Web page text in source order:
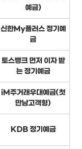
예금)
신한My플러스 정기예
금
토스뱅크 먼저 이자 받
는 정기예금
iM주거래우대예금(첫
만남고객형)
KDB 정기예금